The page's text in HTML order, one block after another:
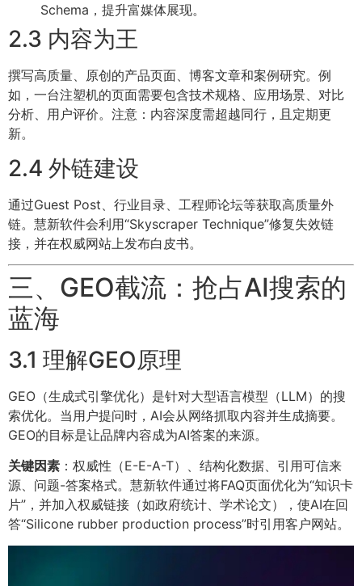
Schema，提升富媒体展现。
2.3 内容为王
撰写高质量、原创的产品页面、博客文章和案例研究。例
如，一台注塑机的页面需要包含技术规格、应用场景、对比
分析、用户评价。注意：内容深度需超越同行，且定期更
新。
2.4 外链建设
通过Guest Post、行业目录、工程师论坛等获取高质量外
链。慧新软件会利用“Skyscraper Technique”修复失效链
接，并在权威网站上发布白皮书。
三、GEO截流：抢占AI搜索的
蓝海
3.1 理解GEO原理
GEO（生成式引擎优化）是针对大型语言模型（LLM）的搜
索优化。当用户提问时，AI会从网络抓取内容并生成摘要。
GEO的目标是让品牌内容成为AI答案的来源。
关键因素 ：权威性（E-E-A-T）、结构化数据、引用可信来
源、问题-答案格式。慧新软件通过将FAQ页面优化为“知识卡
片”，并加入权威链接（如政府统计、学术论文），使AI在回
答“Silicone rubber production process”时引用客户网站。